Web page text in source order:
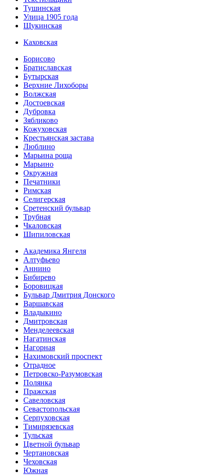
Тушинская
Улица 1905 года
Щукинская
Каховская
Борисово
Братиславская
Бутырская
Верхние Лихоборы
Волжская
Достоевская
Дубровка
Зябликово
Кожуховская
Крестьянская застава
Люблино
Марьина роща
Марьино
Окружная
Печатники
Римская
Селигерская
Сретенский бульвар
Трубная
Чкаловская
Шипиловская
Академика Янгеля
Алтуфьево
Аннино
Бибирево
Боровицкая
Бульвар Дмитрия Донского
Варшавская
Владыкино
Дмитровская
Менделеевская
Нагатинская
Нагорная
Нахимовский проспект
Отрадное
Петровско-Разумовская
Полянка
Пражская
Савеловская
Севасто­польская
Серпуховская
Тимирязевская
Тульская
Цветной бульвар
Чертановская
Чеховская
Южная